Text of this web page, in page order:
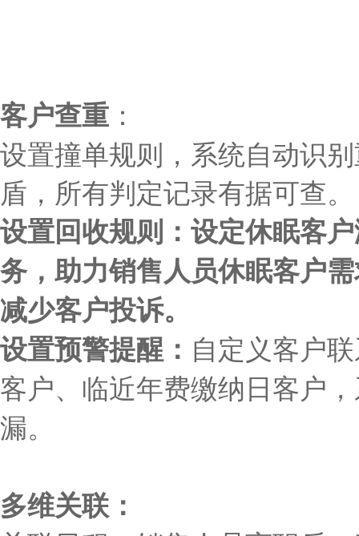
客户查重 ：
设置撞单规则，系统自动识
盾，所有判定记录有据可查。
设置回收规则： 设定休眠客
务，助力销售人员休眠客户
减少客户投诉。
设置预警提醒： 自定义客户
客户、临近年费缴纳日客户
漏。
多维关联：